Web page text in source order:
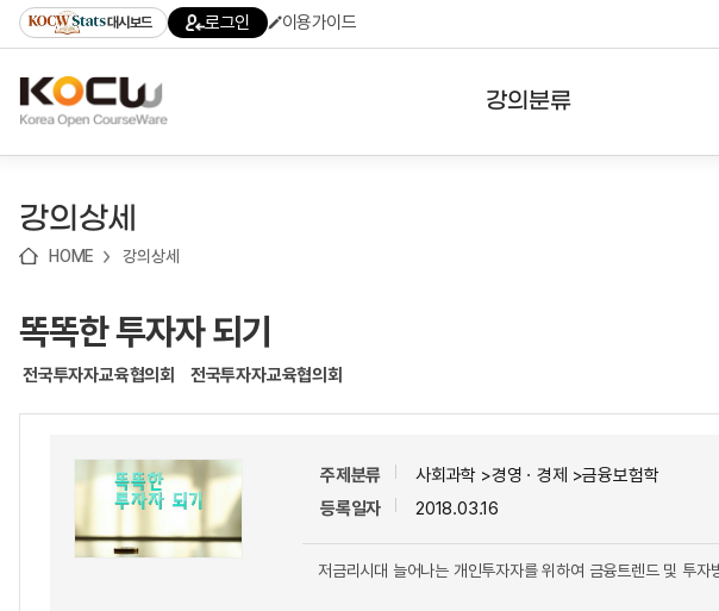
기
기
기
content)
가
대시보드 로그인 이용가이드
강의분류
강의상세
HOME 강의상세
똑똑한 투자자 되기
전국투자자교육협의회 전국투자자교육협의회
주제분류
사회과학 >경영ㆍ경제 >금융보험학
등록일자
2018.03.16
저금리시대 늘어나는 개인투자자를 위하여 금융트렌드 및 투